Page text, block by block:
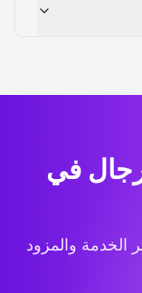
في
الخدمة والمزود